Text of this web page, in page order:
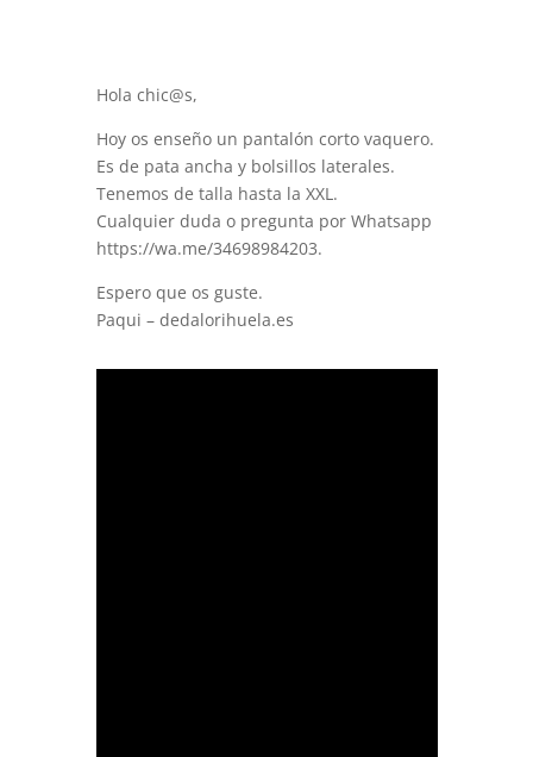
Hola chic@s,
Hoy os enseño un pantalón corto vaquero.
Es de pata ancha y bolsillos laterales.
Tenemos de talla hasta la XXL.
Cualquier duda o pregunta por Whatsapp
https://wa.me/34698984203.
Espero que os guste.
Paqui – dedalorihuela.es